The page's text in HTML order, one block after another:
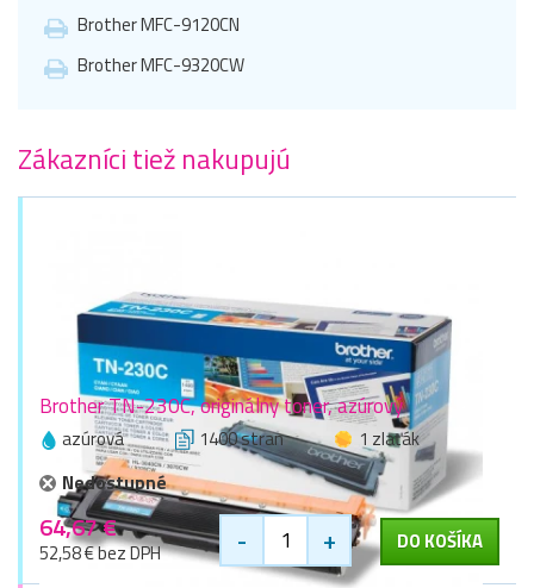
Brother MFC-9120CN
Brother MFC-9320CW
Zákazníci tiež nakupujú
Brother TN-230C, originálny toner, azúrový
azúrová 1400 stran
1 zlaťák
Nedostupné
64,67 €
52,58 € bez DPH - + DO KOŠÍKA